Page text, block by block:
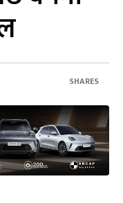
SHARES